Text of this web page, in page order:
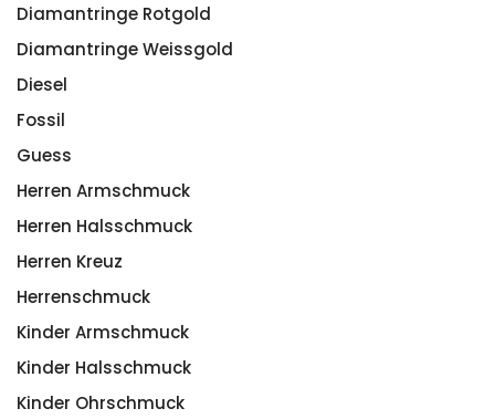
Diamantringe Rotgold
Diamantringe Weissgold
Diesel
Fossil
Guess
Herren Armschmuck
Herren Halsschmuck
Herren Kreuz
Herrenschmuck
Kinder Armschmuck
Kinder Halsschmuck
Kinder Ohrschmuck